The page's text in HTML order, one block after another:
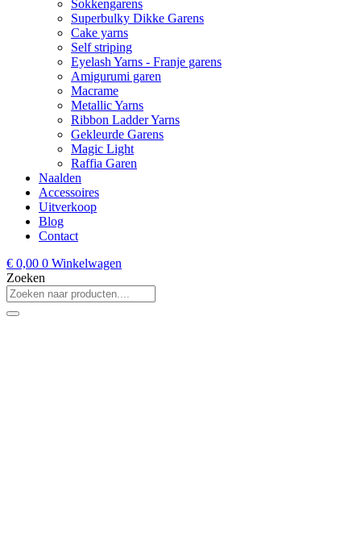
Sokkengarens
Superbulky Dikke Garens
Cake yarns
Self striping
Eyelash Yarns - Franje garens
Amigurumi garen
Macrame
Metallic Yarns
Ribbon Ladder Yarns
Gekleurde Garens
Magic Light
Raffia Garen
Naalden
Accessoires
Uitverkoop
Blog
Contact
€ 0,00 0 Winkelwagen
Zoeken